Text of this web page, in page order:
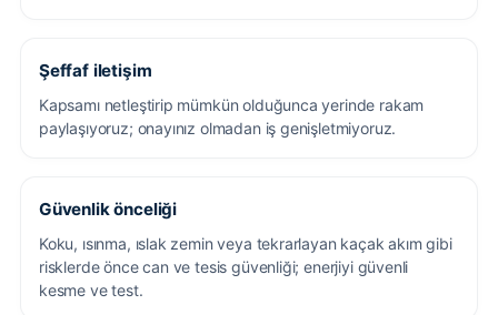
Şeffaf iletişim
Kapsamı netleştirip mümkün olduğunca yerinde rakam
paylaşıyoruz; onayınız olmadan iş genişletmiyoruz.
Güvenlik önceliği
Koku, ısınma, ıslak zemin veya tekrarlayan kaçak akım gibi
risklerde önce can ve tesis güvenliği; enerjiyi güvenli
kesme ve test.